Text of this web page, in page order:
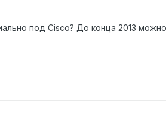
под Cisco? До конца 2013